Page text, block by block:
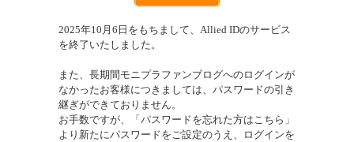
2025年10月6日をもちまして、Allied IDのサービス
を終了いたしました。
また、長期間モニプラファンブログへのログインが
なかったお客様につきましては、パスワードの引き
継ぎができておりません。
お手数ですが、「パスワードを忘れた方はこちら」
より新たにパスワードをご設定のうえ、ログインを